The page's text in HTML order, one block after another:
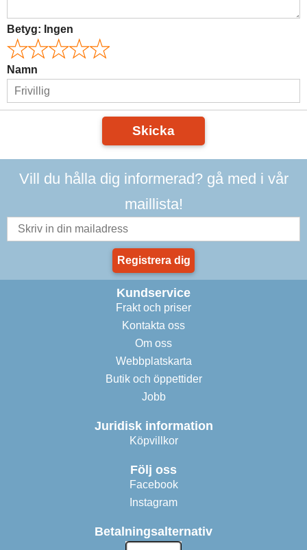
Betyg: Ingen
Namn
Skicka
Vill du hålla dig informerad? gå med i vår
maillista!
Registrera dig
Kundservice
Frakt och priser
Kontakta oss
Om oss
Webbplatskarta
Butik och öppettider
Jobb
Juridisk information
Köpvillkor
Följ oss
Facebook
Instagram
Betalningsalternativ